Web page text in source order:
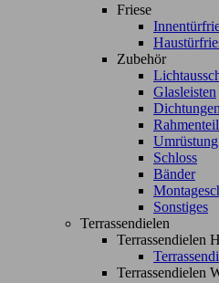
Friese
Zubehör
Glasleisten
Dichtungen
Umrüstung
Schloss
Bänder
Sonstiges
Terrassendielen
Terrassendielen
Terrassendielen